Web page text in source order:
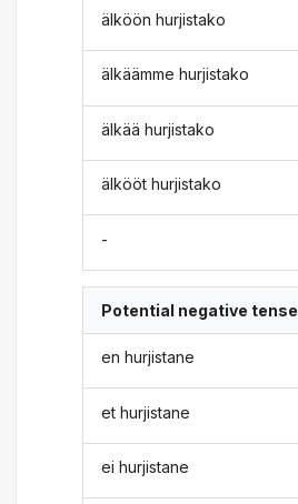
älköön hurjistako
älkäämme hurjistako
älkää hurjistako
älkööt hurjistako
-
Potential negative tense
en hurjistane
et hurjistane
ei hurjistane